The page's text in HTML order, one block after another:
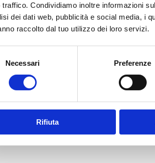
traffico. Condividiamo inoltre informazioni
dei dati web, pubblicità e social media, i
raccolto dal tuo utilizzo dei loro servizi.
Necessari Preferenze
Rifiuta
sulla